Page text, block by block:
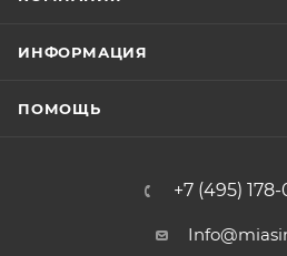
ИНФОРМАЦИЯ
ПОМОЩЬ
+7 (495)